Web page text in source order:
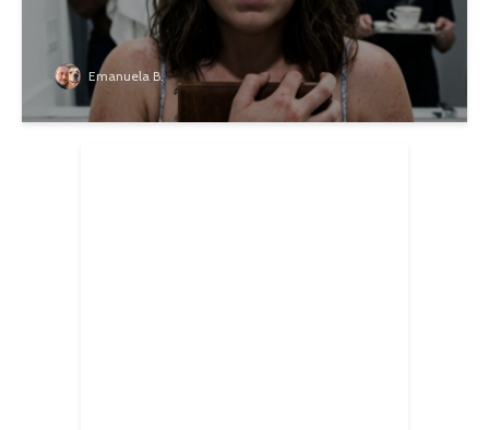
Emanuela B.